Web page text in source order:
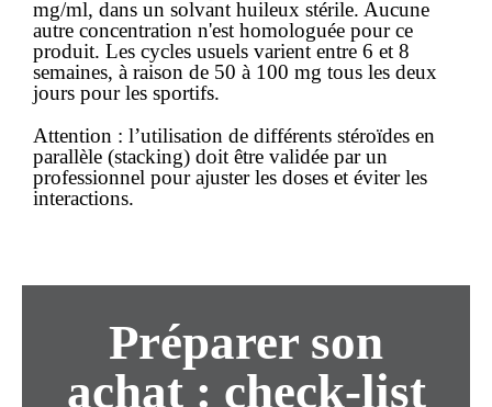
mg/ml, dans un solvant huileux stérile. Aucune
autre concentration n'est homologuée pour ce
produit. Les cycles usuels varient entre 6 et 8
semaines, à raison de 50 à 100 mg tous les deux
jours pour les sportifs.
Attention : l’utilisation de différents stéroïdes en
parallèle (stacking) doit être validée par un
professionnel pour ajuster les doses et éviter les
interactions.
Préparer son
achat: check-list